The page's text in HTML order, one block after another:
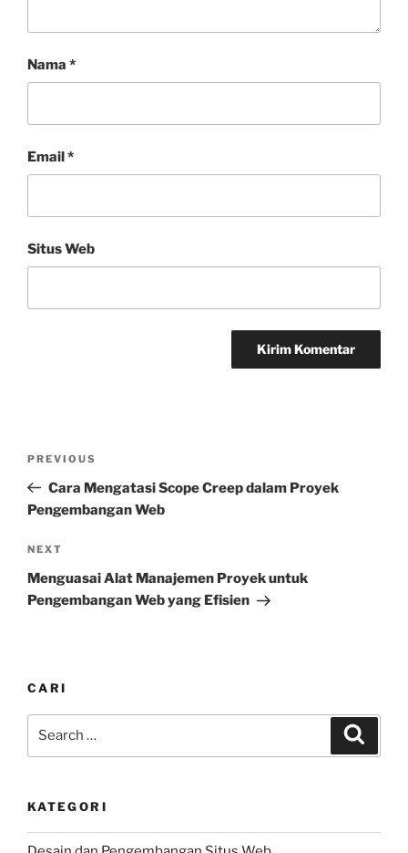
Nama *
Email*
Situs Web
Previous
Post
PREVIOUS
Cara Mengatasi Scope Creep dalam Proyek
Pengembangan Web
Next
Post
NEXT
Menguasai Alat Manajemen Proyek untuk
Pengembangan Web yang Efisien
CARI
KATEGORI